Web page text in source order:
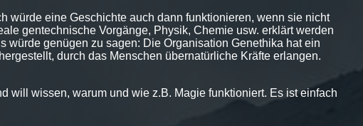
würde eine Geschichte auch dann funktionieren, wenn sie nicht
gentechnische Vorgänge, Physik, Chemie usw. erklärt werden
würde genügen zu sagen: Die Organisation Genethika hat ein
durch das Menschen übernatürliche Kräfte erlangen.
will wissen, warum und wie z.B. Magie funktioniert. Es ist einfach